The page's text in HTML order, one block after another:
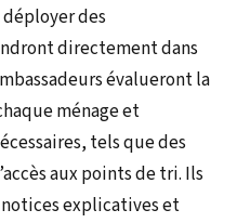
des
directement dans
évalueront la
ménage et
tels que des
aux points de tri. Ils
explicatives et